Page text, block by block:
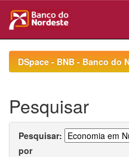
navigationDSpace - BNB - Banco do
Pesquisar
Pesquisar:
por